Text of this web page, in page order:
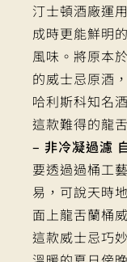
汀士頓酒廠運
成時更能鮮明
風味。將原本
的威士忌原酒
哈利斯科知名
這款難得的龍
– 非冷凝過濾
要透過過桶工
易，可說天時
面上龍舌蘭桶
這款威士忌巧